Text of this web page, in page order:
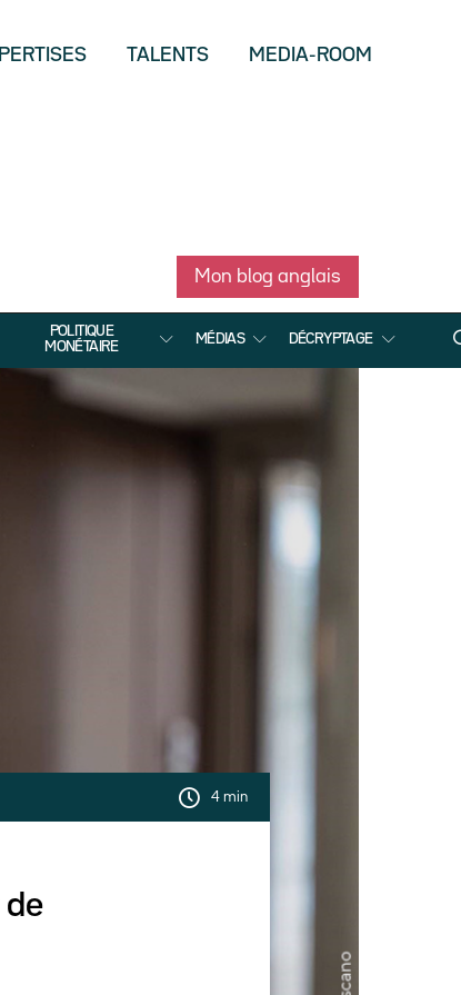
TALENTS MEDIA-ROOM
Mon blog anglais
POLITIQUE
MONÉTAIRE
MÉDIAS DÉCRYPTAGE
4 min
de